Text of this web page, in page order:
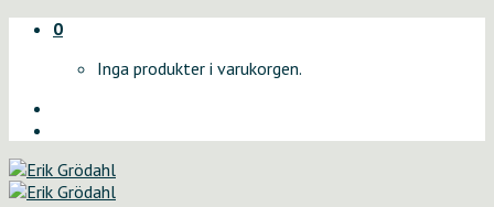
Skip
0
Inga produkter i varukorgen.